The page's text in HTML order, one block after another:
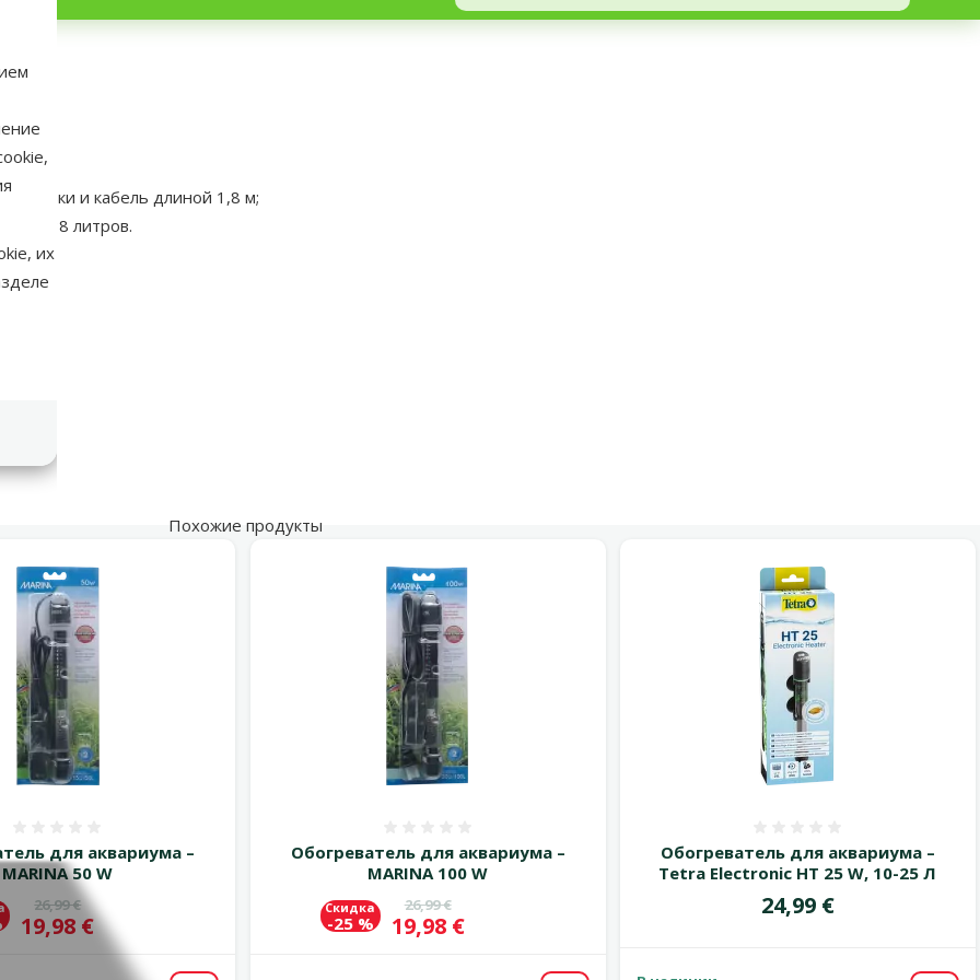
их
и кабель длиной 1,8 м;
до 38 литров.
Похожие продукты
для аквариума –
MARINA 50 W
Исходная цена
26,99 €
Цена
19,98 €
Обогреватель для аквариума –
MARINA 100 W
Исходная цена
26,99 €
Цена
19,98 €
Скидка
-25 %
Обогреватель для аквариума –
Tetra Electronic HT 25 W, 10-25 Л
Цена
24,99 €